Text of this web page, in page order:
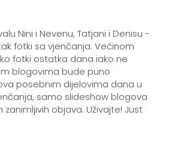
Nini i Nevenu, Tatjani i Denisu -
fotki sa vjenčanja. Većinom
fotki ostatka dana iako ne
blogovima bude puno
posebnim dijelovima dana u
samo slideshow blogova
objava. Uživajte! Just